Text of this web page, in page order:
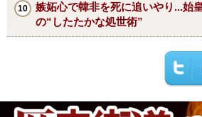
嫉妬心で韓非を死に追いやり...始
の“したたかな処世術”